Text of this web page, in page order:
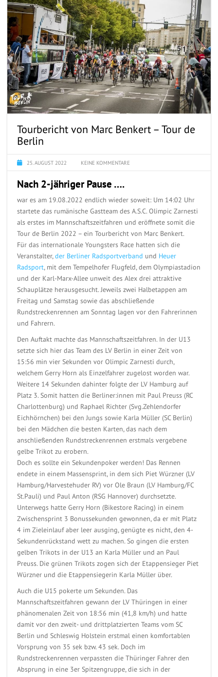
Tourbericht von Marc Benkert – Tour de
Berlin
25. AUGUST 2022 KEINE KOMMENTARE
Nach 2-jähriger Pause ….
war es am 19.08.2022 endlich wieder soweit: Um 14:02 Uhr
startete das rumänische Gastteam des A.S.C. Olimpic Zarnesti
als erstes im Mannschaftszeitfahren und eröffnete somit die
Tour de Berlin 2022 – ein Tourbericht von Marc Benkert.
Für das internationale Youngsters Race hatten sich die
Veranstalter,der Berliner Radsportverband und Heuer
Radsport, mit dem Tempelhofer Flugfeld, dem Olympiastadion
und der Karl-Marx-Allee unweit des Alex drei attraktive
Schauplätze herausgesucht. Jeweils zwei Halbetappen am
Freitag und Samstag sowie das abschließende
Rundstreckenrennen am Sonntag lagen vor den Fahrerinnen
und Fahrern.
Den Auftakt machte das Mannschaftszeitfahren. In der U13
setzte sich hier das Team des LV Berlin in einer Zeit von
15:56 min vier Sekunden vor Olimpic Zarnesti durch,
welchem Gerry Horn als Einzelfahrer zugelost worden war.
Weitere 14 Sekunden dahinter folgte der LV Hamburg auf
Platz 3. Somit hatten die Berliner:innen mit Paul Preuss (RC
Charlottenburg) und Raphael Richter (Svg.Zehlendorfer
Eichhörnchen) bei den Jungs sowie Karla Müller (SC Berlin)
bei den Mädchen die besten Karten, das nach dem
anschließenden Rundstreckenrennen erstmals vergebene
gelbe Trikot zu erobern.
Doch es sollte ein Sekundenpoker werden! Das Rennen
endete in einem Massensprint, in dem sich Piet Würzner (LV
Hamburg/Harvestehuder RV) vor Ole Braun (LV Hamburg/FC
St.Pauli) und Paul Anton (RSG Hannover) durchsetzte.
Unterwegs hatte Gerry Horn (Bikestore Racing) in einem
Zwischensprint 3 Bonussekunden gewonnen, da er mit Platz
4 im Zieleinlauf aber leer ausging, genügte es nicht, den 4-
Sekundenrückstand wett zu machen. So gingen die ersten
gelben Trikots in der U13 an Karla Müller und an Paul
Preuss. Die grünen Trikots zogen sich der Etappensieger Piet
Würzner und die Etappensiegerin Karla Müller über.
Auch die U15 pokerte um Sekunden. Das
Mannschaftszeitfahren gewann der LV Thüringen in einer
phänomenalen Zeit von 18:56 min (41,8 km/h) und hatte
damit vor den zweit- und drittplatzierten Teams vom SC
Berlin und Schleswig Holstein erstmal einen komfortablen
Vorsprung von 35 sek bzw. 43 sek. Doch im
Rundstreckenrennen verpassten die Thüringer Fahrer den
Absprung in eine 3er Spitzengruppe, die sich in der